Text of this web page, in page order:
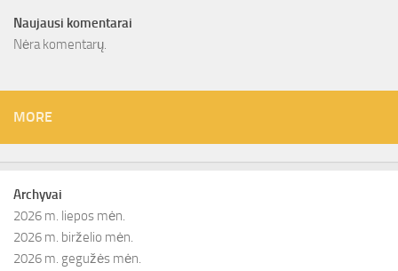
Naujausi komentarai
Nėra komentarų.
MORE
Archyvai
2026 m. liepos mėn.
2026 m. birželio mėn.
2026 m. gegužės mėn.